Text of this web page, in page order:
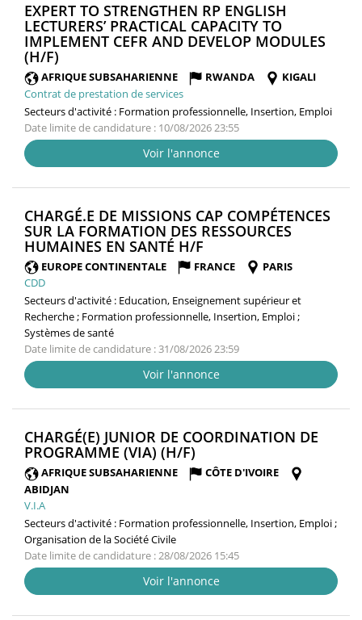
EXPERT TO STRENGTHEN RP ENGLISH
LECTURERS’ PRACTICAL CAPACITY TO
IMPLEMENT CEFR AND DEVELOP MODULES
(H/F)
FENÊTRE)
AFRIQUE SUBSAHARIENNE RWANDA
KIGALI
Contrat de prestation de services
Secteurs d'activité : Formation professionnelle, Insertion, Emploi
Date limite de candidature : 10/08/2026 23:55
Voir l'annonce
CHARGÉ.E DE MISSIONS CAP COMPÉTENCES
SUR LA FORMATION DES RESSOURCES
HUMAINES EN SANTÉ H/F
FENÊTRE)
EUROPE CONTINENTALE FRANCE
PARIS
CDD
Secteurs d'activité : Education, Enseignement supérieur et
Recherche ; Formation professionnelle, Insertion, Emploi ;
Systèmes de santé
Date limite de candidature : 31/08/2026 23:59
Voir l'annonce
CHARGÉ(E) JUNIOR DE COORDINATION DE
PROGRAMME (VIA) (H/F)
FENÊTRE)
AFRIQUE SUBSAHARIENNE
CÔTE D'IVOIRE
ABIDJAN
V.I.A
Secteurs d'activité : Formation professionnelle, Insertion, Emploi ;
Organisation de la Société Civile
Date limite de candidature : 28/08/2026 15:45
Voir l'annonce